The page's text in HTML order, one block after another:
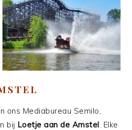
ons Mediabureau Semilo,
bij Loetje aan de Amstel. Elke